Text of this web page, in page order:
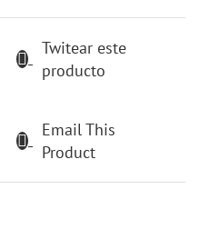
Twitear este
producto
Email This
Product